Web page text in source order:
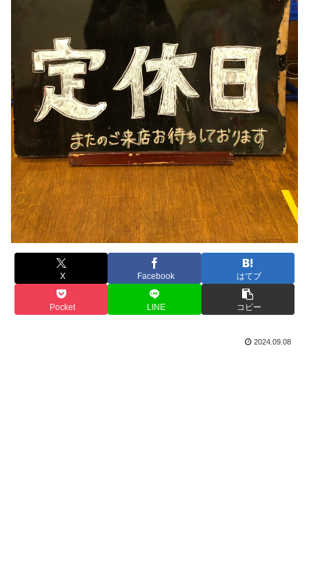
X Facebook はてブ
Pocket LINE コピー
2024.09.08